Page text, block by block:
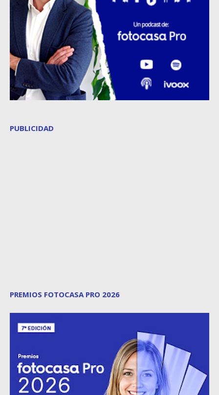
PUBLICIDAD
PREMIOS FOTOCASA PRO 2026